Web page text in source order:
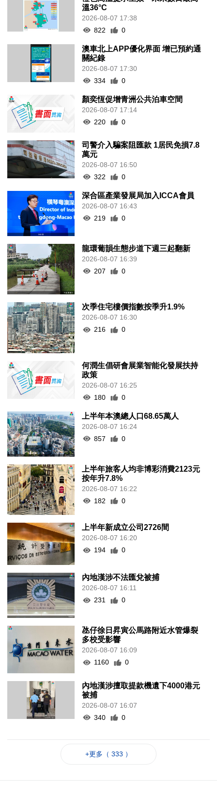
溫36°C
2026-08-07 17:38
822
0
澳車北上APP優化界面 增已預約通
關紀錄
2026-08-07 17:30
334
0
顏奕恆促增青洲公共泊車空間
2026-08-07 17:14
220
0
司警介入騙案阻匯款 1居民免損7.8
萬元
2026-08-07 16:50
322
0
深合區產業發展局加入ICCA會員
2026-08-07 16:43
219
0
龍環葡韻生態步道下週三起翻新
2026-08-07 16:39
207
0
次季住宅樓價指數按季升1.9%
2026-08-07 16:30
216
0
何潤生倡研會展業智能化發展扶持
政策
2026-08-07 16:25
180
0
上半年本澳總人口68.65萬人
2026-08-07 16:24
857
0
上半年旅客人均非博彩消費2123元
按年升7.8%
2026-08-07 16:22
182
0
上半年新成立公司2726間
2026-08-07 16:20
194
0
內地漢涉不法匯兌被捕
2026-08-07 16:11
231
0
氹仔徐日昇寅公馬路附近水管爆裂
多校受影響
2026-08-07 16:09
1160
0
內地漢涉擅取提款機遺下4000港元
被捕
2026-08-07 16:07
340
0
+更多（ 333 ）